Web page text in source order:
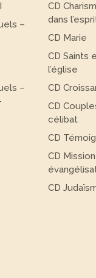
–
–
CD
dans
CD Marie
CD Saints
l’église
CD
CD
célibat
CD
CD
CD